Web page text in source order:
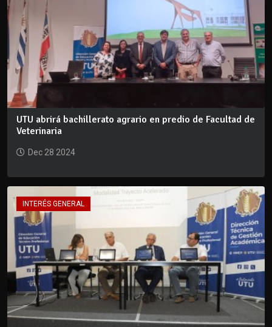
UTU abrirá bachillerato agrario en predio de Facultad de
Veterinaria
Dec 28 2024
INTERÉS GENERAL